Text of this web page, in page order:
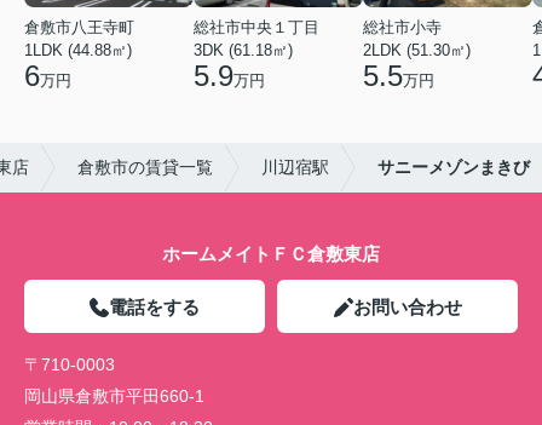
倉敷市八王寺町
1LDK (44.88㎡)
6万円
総社市中央１丁目
3DK (61.18㎡)
5.9万円
総社市小寺
2LDK (51.30㎡)
5.5万円
店 倉敷市の賃貸一覧 川辺宿駅 サニーメゾンまきび
ホームメイトＦＣ倉敷東店
電話をする お問い合わせ
〒710-0003
岡山県倉敷市平田660-1